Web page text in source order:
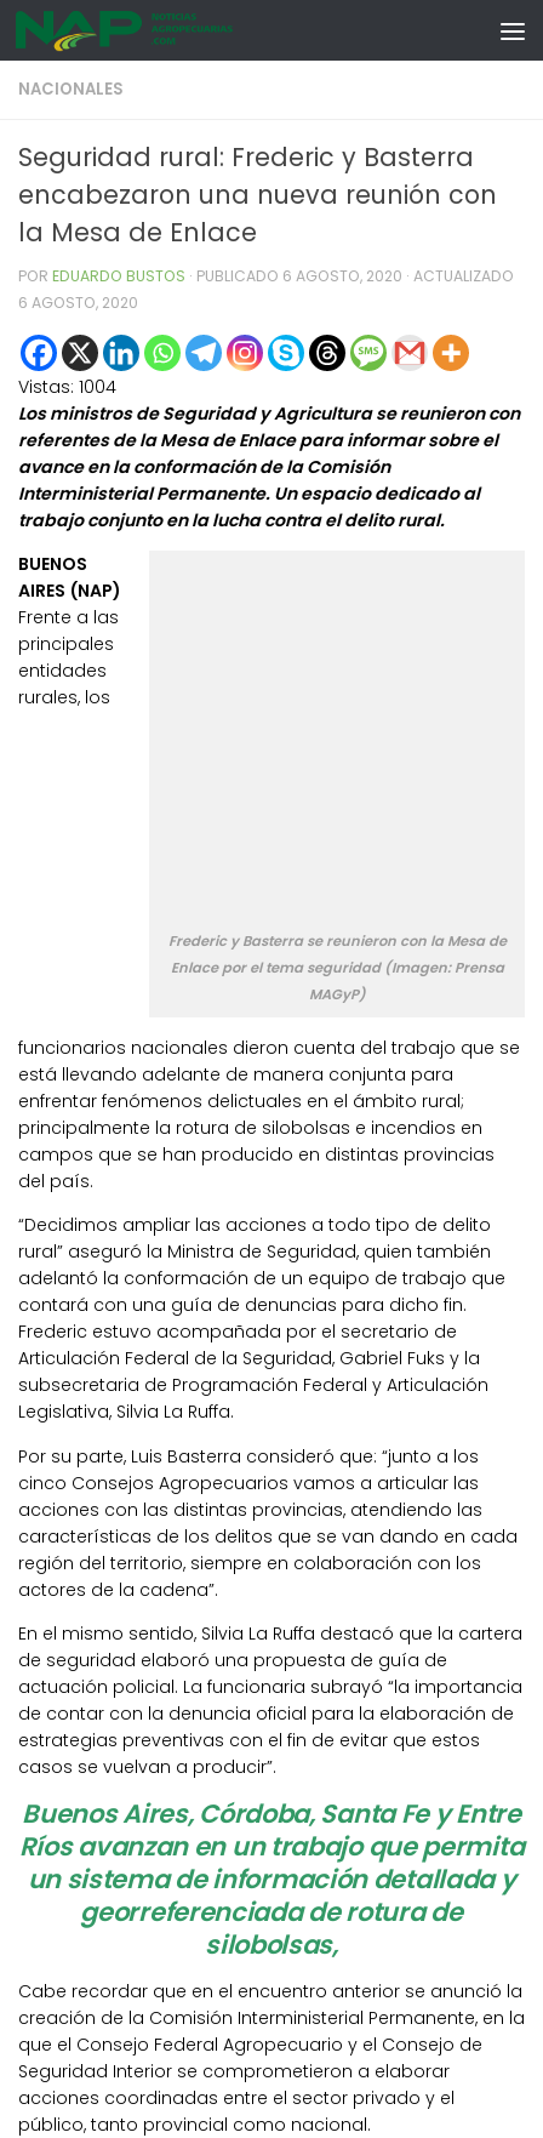
Skip to content
NACIONALES
Seguridad rural: Frederic y Basterra
encabezaron una nueva reunión con
la Mesa de Enlace
POR EDUARDO BUSTOS · PUBLICADO 6 AGOSTO, 2020 · ACTUALIZADO
6 AGOSTO, 2020
Vistas: 1004
Los ministros de Seguridad y Agricultura se reunieron con
referentes de la Mesa de Enlace para informar sobre el
avance en la conformación de la Comisión
Interministerial Permanente. Un espacio dedicado al
trabajo conjunto en la lucha contra el delito rural.
Frederic y Basterra se reunieron con la Mesa de
Enlace por el tema seguridad (Imagen: Prensa
MAGyP)
BUENOS
AIRES (NAP)
Frente a las
principales
entidades
rurales, los
funcionarios nacionales dieron cuenta del trabajo que se
está llevando adelante de manera conjunta para
enfrentar fenómenos delictuales en el ámbito rural;
principalmente la rotura de silobolsas e incendios en
campos que se han producido en distintas provincias
del país.
“Decidimos ampliar las acciones a todo tipo de delito
rural” aseguró la Ministra de Seguridad, quien también
adelantó la conformación de un equipo de trabajo que
contará con una guía de denuncias para dicho fin.
Frederic estuvo acompañada por el secretario de
Articulación Federal de la Seguridad, Gabriel Fuks y la
subsecretaria de Programación Federal y Articulación
Legislativa, Silvia La Ruffa.
Por su parte, Luis Basterra consideró que: “junto a los
cinco Consejos Agropecuarios vamos a articular las
acciones con las distintas provincias, atendiendo las
características de los delitos que se van dando en cada
región del territorio, siempre en colaboración con los
actores de la cadena”.
En el mismo sentido, Silvia La Ruffa destacó que la cartera
de seguridad elaboró una propuesta de guía de
actuación policial. La funcionaria subrayó “la importancia
de contar con la denuncia oficial para la elaboración de
estrategias preventivas con el fin de evitar que estos
casos se vuelvan a producir”.
Buenos Aires, Córdoba, Santa Fe y Entre
Ríos avanzan en un trabajo que permita
un sistema de información detallada y
georreferenciada de rotura de
silobolsas,
Cabe recordar que en el encuentro anterior se anunció la
creación de la Comisión Interministerial Permanente, en la
que el Consejo Federal Agropecuario y el Consejo de
Seguridad Interior se comprometieron a elaborar
acciones coordinadas entre el sector privado y el
público, tanto provincial como nacional.